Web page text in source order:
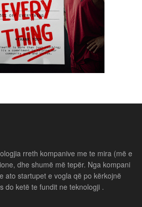
rreth kompanive me te mira (më e
dhe shumë më tepër. Nga kompani
ato startupet e vogla që po kërkojnë
do ketë te fundit ne teknologji .